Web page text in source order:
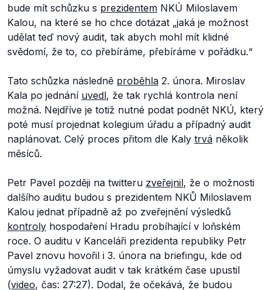
bude mít schůzku s prezidentem NKÚ Miloslavem
Kalou, na které se ho chce dotázat „jaká je možnost
udělat teď nový audit, tak abych mohl mít klidné
svědomí, že to, co přebíráme, přebíráme v pořádku.“
Tato schůzka následně proběhla 2. února. Miroslav
Kala po jednání uvedl, že tak rychlá kontrola není
možná. Nejdříve je totiž nutné podat podnět NKÚ, který
poté musí projednat kolegium úřadu a případný audit
naplánovat. Celý proces přitom dle Kaly trvá několik
měsíců.
Petr Pavel později na twitteru zveřejnil, že o možnosti
dalšího auditu budou s prezidentem NKŮ Miloslavem
Kalou jednat případně až po zveřejnění výsledků
kontroly hospodaření Hradu probíhající v loňském
roce. O auditu v Kanceláři prezidenta republiky Petr
Pavel znovu hovořil i 3. února na briefingu, kde od
úmyslu vyžadovat audit v tak krátkém čase upustil
(video, čas: 27:27). Dodal, že očekává, že budou